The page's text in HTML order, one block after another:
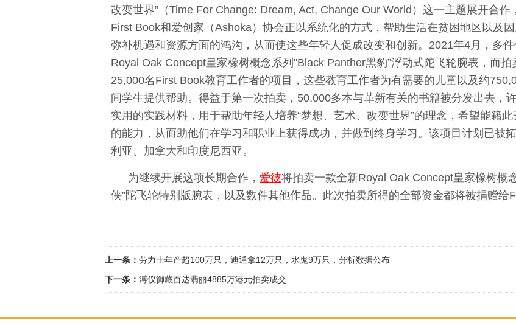
改变世界”（Time For Change: Dream, Act, Change Our World）这一主题展开合作
First Book和爱创家（Ashoka）协会正以系统化的方式，帮助生活在贫困地区以及
弥补机遇和资源方面的鸿沟，从而使这些年轻人促成改变和创新。2021年4月，多
Royal Oak Concept皇家橡树概念系列"Black Panther黑豹”浮动式陀飞轮腕表，而
25,000名First Book教育工作者的项目，这些教育工作者为有需要的儿童以及约
间学生提供帮助。得益于第一次拍卖，50,000多本与革新有关的书籍被分发出去，
实用的实践材料，用于帮助年轻人培养“梦想、艺术、改变世界”的理念，希望能籍
的能力，从而助他们在学习和职业上获得成功，并做到终身学习。该项目计划已被
利亚、加拿大和印度尼西亚。
为继续开展这项长期合作， 爱彼将拍卖一款全新Royal Oak Concept皇家橡树概
侠”陀飞轮特别版腕表，以及数件其他作品。此次拍卖所得的全部资金都将被捐赠给
上一条： 劳力士年产超100万只，迪通拿12万只，水鬼9万只，分析数据公布
下一条： 溥仪御藏百达翡丽4885万港元拍卖成交